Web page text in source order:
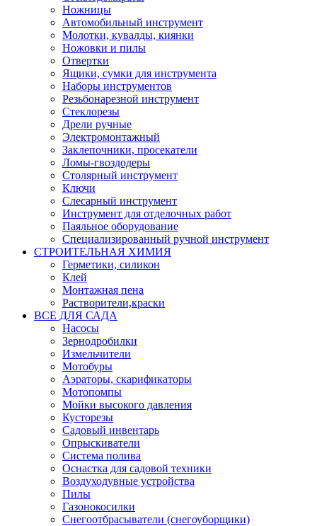
Ножницы
Автомобильный инструмент
Молотки, кувалды, киянки
Ножовки и пилы
Отвертки
Ящики, сумки для инструмента
Наборы инструментов
Резьбонарезной инструмент
Стеклорезы
Дрели ручные
Электромонтажный
Заклепочники, просекатели
Ломы-гвоздодеры
Столярный инструмент
Ключи
Слесарный инструмент
Инструмент для отделочных работ
Паяльное оборудование
Специализированный ручной инструмент
СТРОИТЕЛЬНАЯ ХИМИЯ
Герметики, силикон
Клей
Монтажная пена
Растворители,краски
ВСЕ ДЛЯ САДА
Насосы
Зернодробилки
Измельчители
Мотобуры
Аэраторы, скарификаторы
Мотопомпы
Мойки высокого давления
Кусторезы
Садовый инвентарь
Опрыскиватели
Система полива
Оснастка для садовой техники
Воздуходувные устройства
Пилы
Газонокосилки
Снегоотбрасыватели (снегоуборщики)